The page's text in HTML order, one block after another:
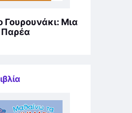
Γουρουνάκι: Μια